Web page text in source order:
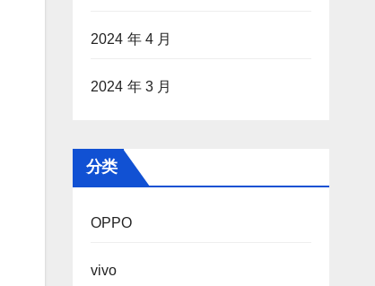
2024 年 4 月
2024 年 3 月
分类
OPPO
vivo